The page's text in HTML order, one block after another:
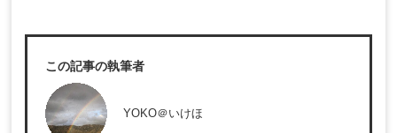
この記事の執筆者
YOKO＠いけほ